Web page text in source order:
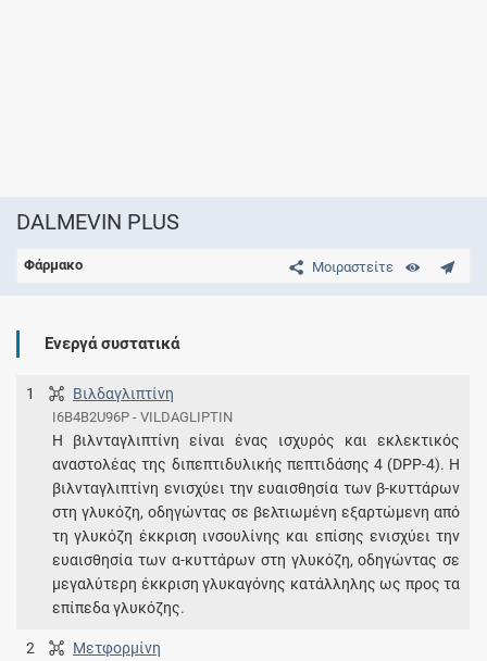
DALMEVIN PLUS
Μοιραστείτε
Φάρμακο
Ενεργά συστατικά
1 Βιλδαγλιπτίνη
I6B4B2U96P - VILDAGLIPTIN
Η βιλνταγλιπτίνη είναι ένας ισχυρός και εκλεκτικός
αναστολέας της διπεπτιδυλικής πεπτιδάσης 4 (DPP-4). Η
βιλνταγλιπτίνη ενισχύει την ευαισθησία των β-κυττάρων
στη γλυκόζη, οδηγώντας σε βελτιωμένη εξαρτώμενη από
τη γλυκόζη έκκριση ινσουλίνης και επίσης ενισχύει την
ευαισθησία των α-κυττάρων στη γλυκόζη, οδηγώντας σε
μεγαλύτερη έκκριση γλυκαγόνης κατάλληλης ως προς τα
επίπεδα γλυκόζης.
2 Μετφορμίνη